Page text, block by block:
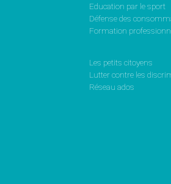
Education par le sport
Défense des
Formation
Les petits citoyens
Lutter contre les
Réseau ados